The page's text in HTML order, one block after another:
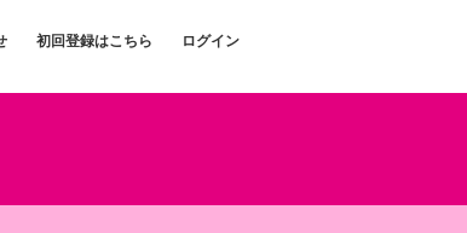
初回登録はこちら ログイン